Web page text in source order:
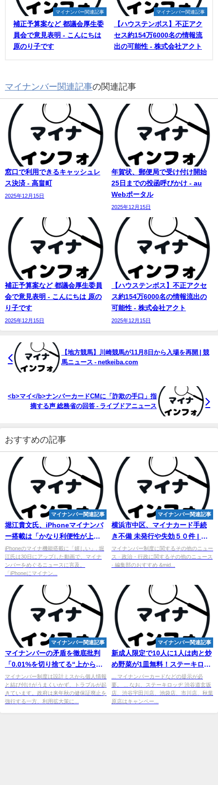
マイナンバー関連記事
補正予算案など 都議会厚生委
員会で意見表明 - こんにちは
原のり子です
マイナンバー関連記事
【ハウステンボス】不正アク
セス約154万6000名の情報流
出の可能性 - 株式会社アクト
マイナンバー関連記事の関連記事
窓口で利用できるキャッシュレ
ス決済 - 高畠町
2025年12月15日
年賀状、郵便局で受け付け開始
25日までの投函呼びかけ - au
Webポータル
2025年12月15日
補正予算案など 都議会厚生委員
会で意見表明 - こんにちは 原の
り子です
2025年12月15日
【ハウステンボス】不正アクセ
ス約154万6000名の情報流出の
可能性 - 株式会社アクト
2025年12月15日
【地方競馬】川崎競馬が11月8日から入場を再開 | 競
馬ニュース - netkeiba.com
<b>マイ</b>ナンバーカードCMに「詐欺の手口」指
摘する声 総務省の回答 - ライブドアニュース
おすすめの記事
マイナンバー関連記事
堀江貴文氏、iPhoneマイナンバ
ー搭載は「かなり利便性が上が
る」 “あの人物”に改めて皮肉
も…
iPhoneのマイナ機能搭載に「嬉しい」. 堀
江氏は30日にアップした動画で、マイナ
ンバーをめぐるニュースに言及。
「iPhoneにマイナン...
マイナンバー関連記事
横浜市中区、マイナカード手続
き不備 未発行や失効５０件 | カ
ナロコ by 神奈川新聞
マイナンバー制度に関するその他のニュー
ス · 政治・行政に関するその他のニュース
· 編集部のおすすめ &mid...
マイナンバー関連記事
マイナンバーの矛盾を徹底批判
「0.01%を切り捨てる“上からの
デジタル化”は人権を蔑ろにす
る」
マイナンバー制度は設計ミスから個人情報
と結び付けがうまくいかず、トラブルが起
きています。政府は来年秋の健保証廃止を
強行する一方、利用拡大策に...
マイナンバー関連記事
新成人限定で10人に1人は肉と炒
め野菜が1皿無料！ステーキロッ
ヂ 秋葉原電気街口店の「成人 ...
... マイナンバーカードなどの提示が必
要。 ... なお、ステーキロッヂ 渋谷道玄坂
店、渋谷宇田川店、池袋店、市川店、秋葉
原店はキャンペー...